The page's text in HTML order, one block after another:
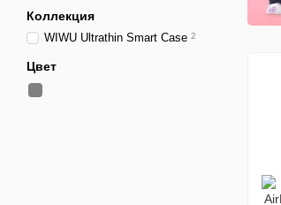
Коллекция
WIWU Ultrathin Smart Case 2
Цвет